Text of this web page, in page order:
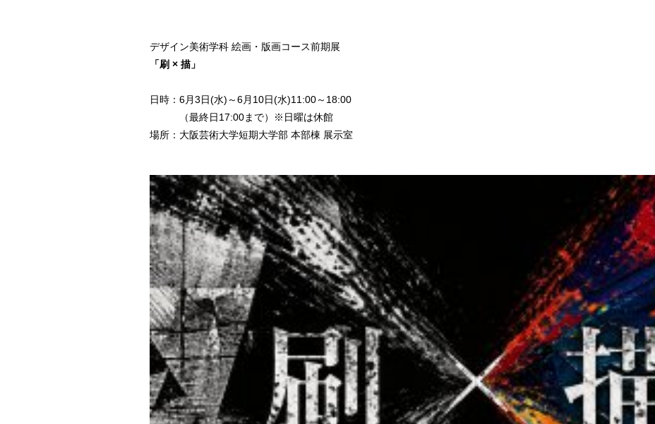
デザイン美術学科 絵画・版画コース前期展
「刷 × 描」
日時：6月3日(水)～6月10日(水)11:00～18:00
（最終日17:00まで）※日曜は休館
場所：大阪芸術大学短期大学部 本部棟 展示室